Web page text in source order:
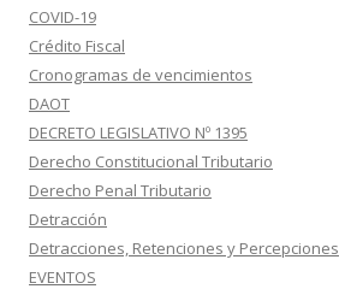
COVID-19
Crédito Fiscal
Cronogramas de vencimientos
DAOT
DECRETO LEGISLATIVO Nº 1395
Derecho Constitucional Tributario
Derecho Penal Tributario
Detracción
Detracciones, Retenciones y Percepciones
EVENTOS